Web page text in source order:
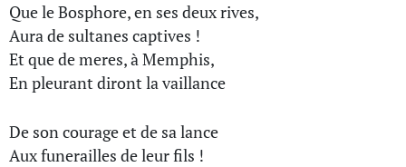
Que le Bosphore, en ses deux rives,
Aura de sultanes captives !
Et que de meres, à Memphis,
En pleurant diront la vaillance
De son courage et de sa lance
Aux funerailles de leur fils !